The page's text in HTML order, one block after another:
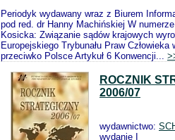
Periodyk wydawany wraz z Biurem
pod red. dr Hanny Machińskiej W
Kosicka: Związanie sądów krajowych
Europejskiego Trybunału Praw Człowieka
przeciwko Polsce Artykuł 6 Konwencji...
ROCZNIK
2006/07
wydawnictwo:
wydanie I